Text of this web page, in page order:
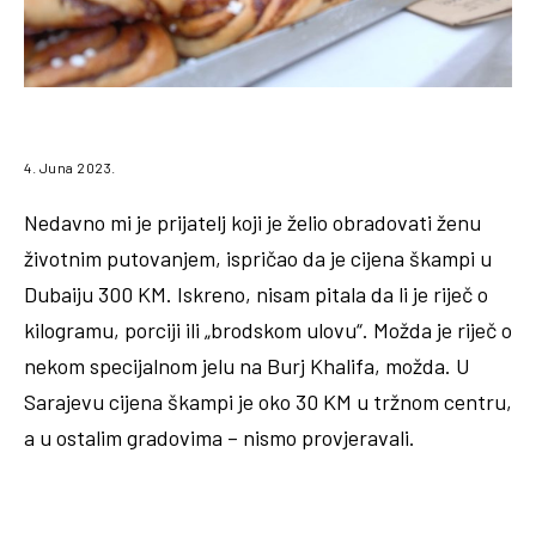
4. Juna 2023.
Nedavno mi je prijatelj koji je želio obradovati ženu
životnim putovanjem, ispričao da je cijena škampi u
Dubaiju 300 KM. Iskreno, nisam pitala da li je riječ o
kilogramu, porciji ili „brodskom ulovu“. Možda je riječ o
nekom specijalnom jelu na Burj Khalifa, možda. U
Sarajevu cijena škampi je oko 30 KM u tržnom centru,
a u ostalim gradovima – nismo provjeravali.